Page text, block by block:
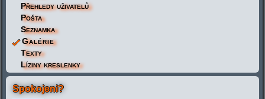
Přehledy uživatelů
Pošta
Seznamka
Galérie
Texty
Líziny kreslenky
Spokojeni?